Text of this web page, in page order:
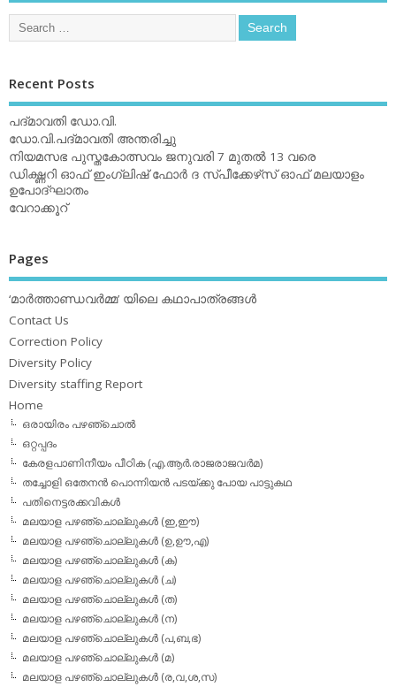
Recent Posts
പദ്മാവതി ഡോ.വി.
ഡോ.വി.പദ്മാവതി അന്തരിച്ചു
നിയമസഭ പുസ്തകോത്സവം ജനുവരി 7 മുതല്‍ 13 വരെ
ഡിക്ഷ്ണറി ഓഫ് ഇംഗ്ലിഷ് ഫോര്‍ ദ സ്പീക്കേഴ്‌സ് ഓഫ് മലയാളം
ഉപോദ്ഘാതം
വേറാക്കൂറ്
Pages
‘മാര്‍ത്താണ്ഡവര്‍മ്മ’ യിലെ കഥാപാത്രങ്ങള്‍
Contact Us
Correction Policy
Diversity Policy
Diversity staffing Report
Home
ഒരായിരം പഴഞ്ചൊല്‍
ഒറ്റപ്പദം
കേരളപാണിനീയം പീഠിക (എ.ആര്‍.രാജരാജവര്‍മ)
തച്ചോളി ഒതേനൻ പൊന്നിയൻ പടയ്‌ക്കു പോയ പാട്ടുകഥ
പതിനെട്ടരക്കവികള്‍
മലയാള പഴഞ്ചൊല്ലുകള്‍ (ഇ,ഈ)
മലയാള പഴഞ്ചൊല്ലുകള്‍ (ഉ,ഊ,എ)
മലയാള പഴഞ്ചൊല്ലുകള്‍ (ക)
മലയാള പഴഞ്ചൊല്ലുകള്‍ (ച)
മലയാള പഴഞ്ചൊല്ലുകള്‍ (ത)
മലയാള പഴഞ്ചൊല്ലുകള്‍ (ന)
മലയാള പഴഞ്ചൊല്ലുകള്‍ (പ,ബ,ഭ)
മലയാള പഴഞ്ചൊല്ലുകള്‍ (മ)
മലയാള പഴഞ്ചൊല്ലുകള്‍ (ര,വ,ശ,സ)